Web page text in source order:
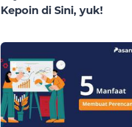
Kepoin di Sini, yuk!